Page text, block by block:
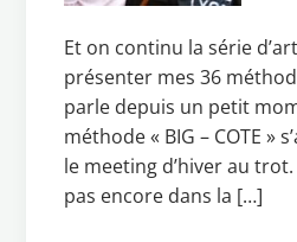
Et on continu la série
présenter mes 36
parle depuis un petit
méthode « BIG – COTE »
le meeting d’hiver au
pas encore dans la […]